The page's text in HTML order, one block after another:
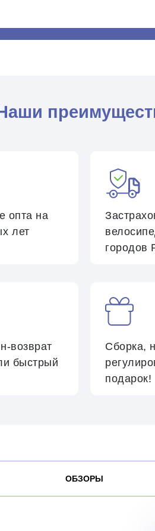
опта на
лет
городов
возврат
быстрый
Сборка,
подарок!
ОБЗОРЫ